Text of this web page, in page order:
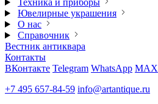
Техника и приборы
Ювелирные украшения
О нас
Справочник
Вестник антиквара
Контакты
ВКонтакте Telegram WhatsApp MAX
+7 495 657-84-59 info@artantique.ru